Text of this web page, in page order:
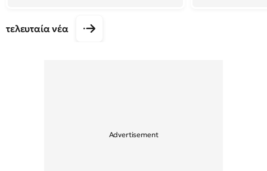
τελευταία νέα